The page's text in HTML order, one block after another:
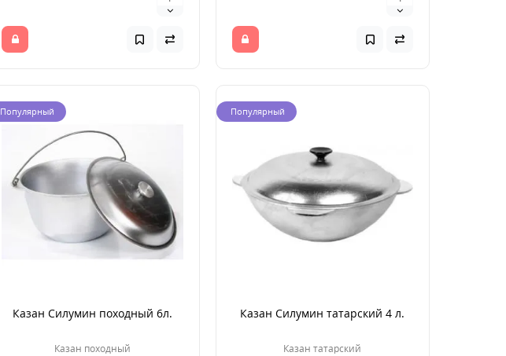
Популярный
Казан Силумин походный 6л.
Казан походный
Популярный
Казан Силумин татарский 4 л.
Казан татарский